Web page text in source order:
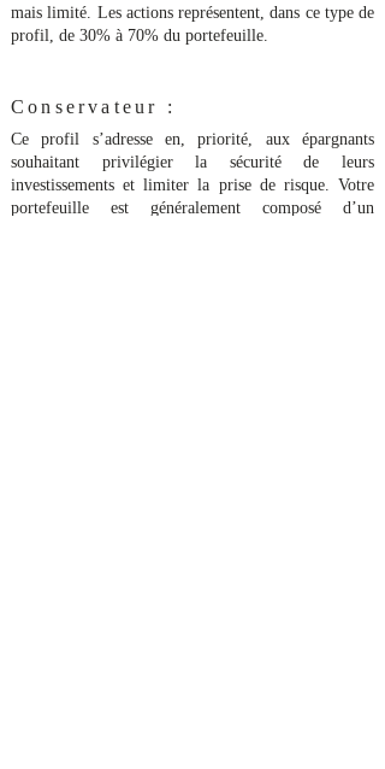
mais limité. Les actions représentent, dans ce type de
profil, de 30% à 70% du portefeuille.
Conservateur :
Ce profil s’adresse en, priorité, aux épargnants
souhaitant privilégier la sécurité de leurs
investissements et limiter la prise de risque. Votre
portefeuille est généralement composé d’un